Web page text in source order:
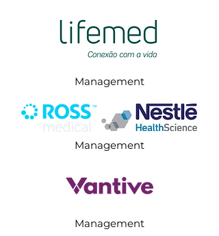
Management
Management
Management